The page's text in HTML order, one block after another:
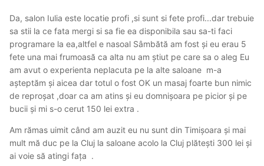
Da, salon Iulia este locatie profi ,si sunt si fete profi...dar trebuie
sa stii la ce fata mergi si sa fie ea disponibila sau sa-ti faci
programare la ea,altfel e nasoal Sâmbătă am fost și eu erau 5
fete una mai frumoasă ca alta nu am știut pe care sa o aleg Eu
am avut o experienta neplacuta pe la alte saloane m-a
așteptăm și aicea dar totul o fost OK un masaj foarte bun nimic
de reproșat ,doar ca am atins și eu domnișoara pe picior și pe
bucii și mi s-o cerut 150 lei extra .
Am rămas uimit când am auzit eu nu sunt din Timișoara și mai
mult mă duc pe la Cluj la saloane acolo la Cluj plătești 300 lei și
ai voie să atingi fața .